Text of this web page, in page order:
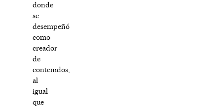
donde
se
desempeñó
como
creador
de
contenidos,
al
igual
que